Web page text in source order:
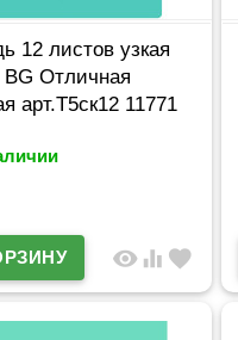
12 листов узкая
Отличная
арт.Т5ск12 11771
visibility equalizer favorite